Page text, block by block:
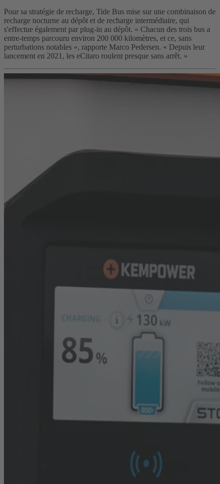
Pour sa stratégie de recharge, Tide Bus mise sur une combinaison de
recharge nocturne au dépôt et de recharge intermédiaire, qui
s'effectue également par plug-in au dépôt. « Chacun des trois bus a
entre-temps parcouru environ 200 000 kilomètres, et ce, sans
perturbations notables », rapporte Marco Pedersen. « Depuis leur
lancement en 2021, les eCitaro roulent presque sans arrêt. »